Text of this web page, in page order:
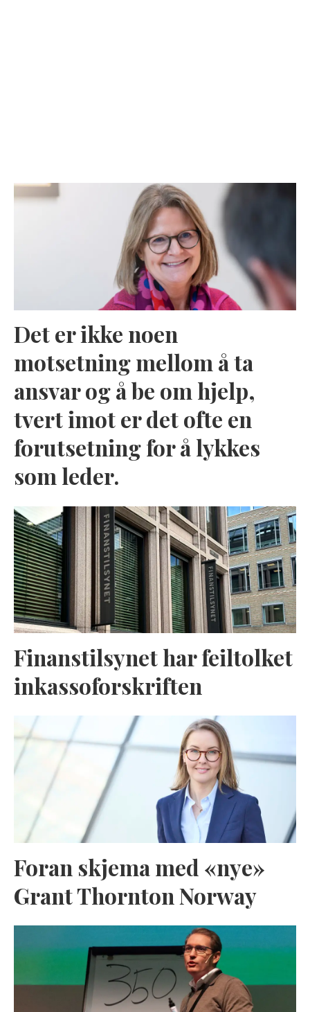
Det er ikke noen
motsetning mellom å ta
ansvar og å be om hjelp,
tvert imot er det ofte en
forutsetning for å lykkes
som leder.
Finanstilsynet har feiltolket
inkassoforskriften
Foran skjema med «nye»
Grant Thornton Norway